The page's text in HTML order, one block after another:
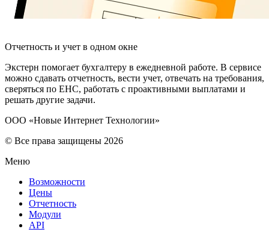
Отчетность и учет в одном окне
Экстерн помогает бухгалтеру в ежедневной работе. В сервисе
можно сдавать отчетность, вести учет, отвечать на требования,
сверяться по ЕНС, работать с проактивными выплатами и
решать другие задачи.
ООО «Новые Интернет Технологии»
© Все права защищены 2026
Меню
Возможности
Цены
Отчетность
Модули
API